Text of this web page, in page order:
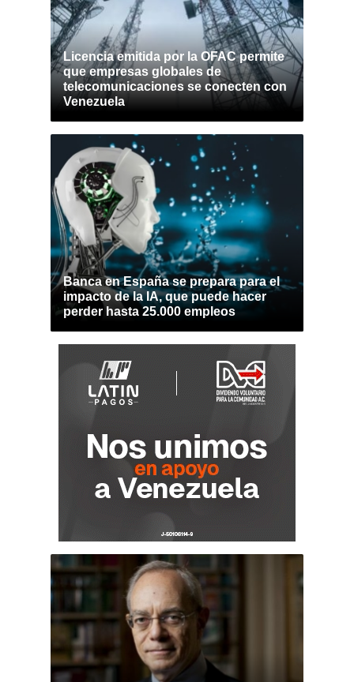
Licencia emitida por la OFAC permite
que empresas globales de
telecomunicaciones se conecten con
Venezuela
Banca en España se prepara para el
impacto de la IA, que puede hacer
perder hasta 25.000 empleos